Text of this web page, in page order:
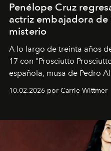
Penélope Cruz
actriz embajadora de
misterio
A lo largo de treinta años
17 con "Prosciutto
española, musa de Pedro
Barcelona", ha dividido su
dirigida por Maggie
10.02.2026 por Carrie Wittmer